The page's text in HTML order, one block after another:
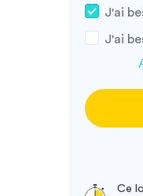
J'ai
J'ai
Ce